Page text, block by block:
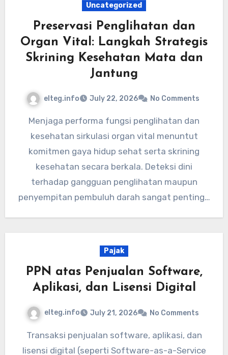
Uncategorized
Preservasi Penglihatan dan
Organ Vital: Langkah Strategis
Skrining Kesehatan Mata dan
Jantung
elteg.info July 22, 2026 No Comments
Menjaga performa fungsi penglihatan dan
kesehatan sirkulasi organ vital menuntut
komitmen gaya hidup sehat serta skrining
kesehatan secara berkala. Deteksi dini
terhadap gangguan penglihatan maupun
penyempitan pembuluh darah sangat penting…
Pajak
PPN atas Penjualan Software,
Aplikasi, dan Lisensi Digital
elteg.info July 21, 2026 No Comments
Transaksi penjualan software, aplikasi, dan
lisensi digital (seperti Software-as-a-Service